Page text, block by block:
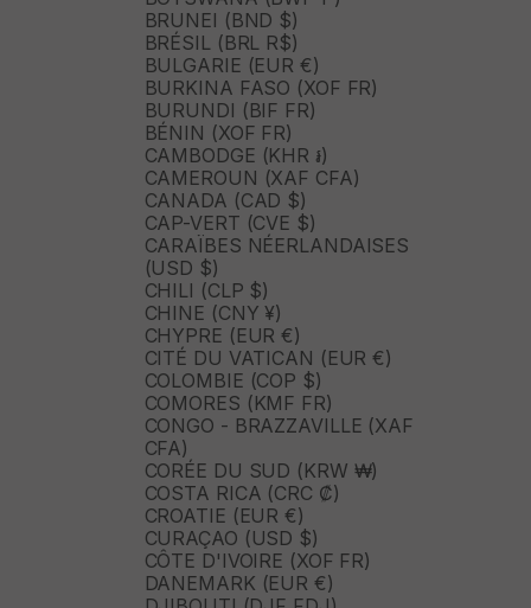
BRUNEI (BND $)
BRÉSIL (BRL R$)
BULGARIE (EUR €)
BURKINA FASO (XOF FR)
BURUNDI (BIF FR)
BÉNIN (XOF FR)
CAMBODGE (KHR ៛)
CAMEROUN (XAF CFA)
CANADA (CAD $)
CAP-VERT (CVE $)
CARAÏBES NÉERLANDAISES
(USD $)
CHILI (CLP $)
CHINE (CNY ¥)
CHYPRE (EUR €)
CITÉ DU VATICAN (EUR €)
COLOMBIE (COP $)
COMORES (KMF FR)
CONGO - BRAZZAVILLE (XAF
CFA)
CORÉE DU SUD (KRW ₩)
COSTA RICA (CRC ₡)
CROATIE (EUR €)
CURAÇAO (USD $)
CÔTE D'IVOIRE (XOF FR)
DANEMARK (EUR €)